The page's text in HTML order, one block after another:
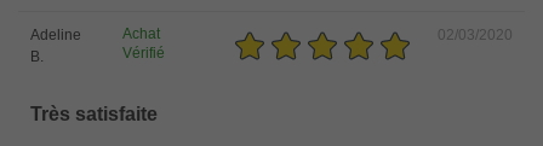
Adeline
B.
Achat
Vérifié
02/03/2020
Très satisfaite